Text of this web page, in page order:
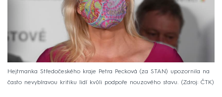
Hejtmanka Středočeského kraje Petra Pecková (za STAN) upozornila na
často nevybíravou kritiku lidí kvůli podpoře nouzového stavu.
Zdroj: ČTK